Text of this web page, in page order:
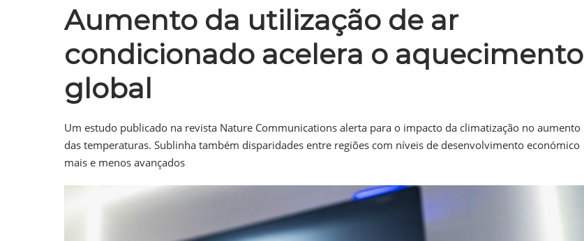
Aumento da utilização de ar
condicionado acelera o aquecimento
global
Um estudo publicado na revista Nature Communications alerta para o impacto da climatização no aumento
das temperaturas. Sublinha também disparidades entre regiões com níveis de desenvolvimento económico
mais e menos avançados